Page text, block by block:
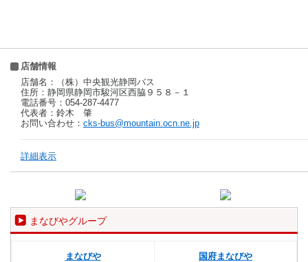
店舗情報
店舗名：（株）中央観光静岡バス
住所：静岡県静岡市駿河区西脇９５８－１
電話番号：054-287-4477
代表者：鈴木 肇
お問い合わせ： cks-bus@mountain.ocn.ne.jp
詳細表示
まなびやグループ
まなびや 国府まなびや